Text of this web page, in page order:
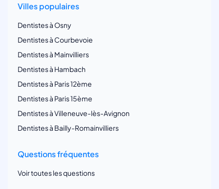
Villes populaires
Dentistes à Osny
Dentistes à Courbevoie
Dentistes à Mainvilliers
Dentistes à Hambach
Dentistes à Paris 12ème
Dentistes à Paris 15ème
Dentistes à Villeneuve-lès-Avignon
Dentistes à Bailly-Romainvilliers
Questions fréquentes
Voir toutes les questions